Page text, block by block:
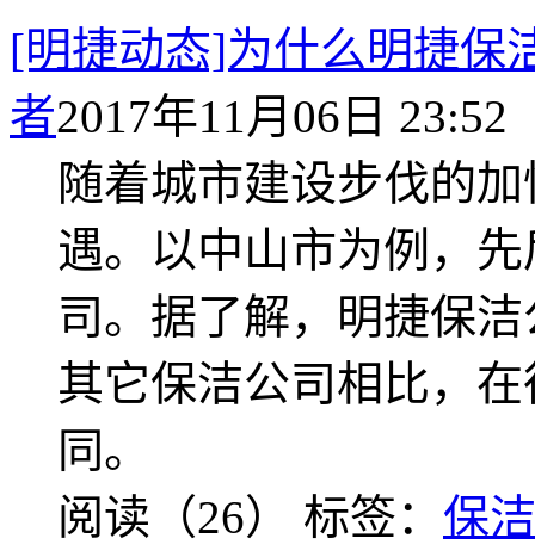
[明捷动态]为什么明捷保
者2017年11月06日 23:52
随着城市建设步伐的
遇。以中山市为例，
司。据了解，明捷保
其它保洁公司相比，
同。
阅读（26） 标签： 保